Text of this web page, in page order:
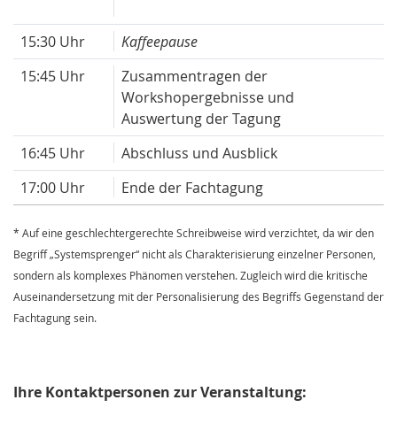
15:30 Uhr
Kaffeepause
15:45 Uhr
Zusammentragen der
Workshopergebnisse und
Auswertung der Tagung
16:45 Uhr
Abschluss und Ausblick
17:00 Uhr
Ende der Fachtagung
* Auf eine geschlechtergerechte Schreibweise wird verzichtet, da wir den
Begriff „Systemsprenger“ nicht als Charakterisierung einzelner Personen,
sondern als komplexes Phänomen verstehen. Zugleich wird die kritische
Auseinandersetzung mit der Personalisierung des Begriffs Gegenstand der
Fachtagung sein.
Ihre Kontaktpersonen zur Veranstaltung: